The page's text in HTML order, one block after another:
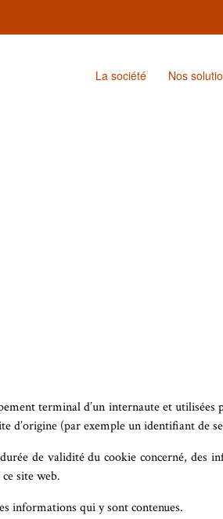
La société Nos
terminal d’un internaute et
d’origine (par exemple un identifiant de
de validité du cookie concerné, des
site web.
informations qui y sont contenues.